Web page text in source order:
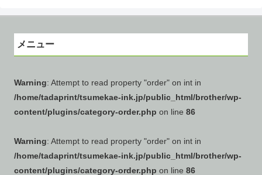
メニュー
Warning: Attempt to read property "order" on int in
/home/tadaprint/tsumekae-ink.jp/public_html/brother/wp-
content/plugins/category-order.php on line 86
Warning: Attempt to read property "order" on int in
/home/tadaprint/tsumekae-ink.jp/public_html/brother/wp-
content/plugins/category-order.php on line 86